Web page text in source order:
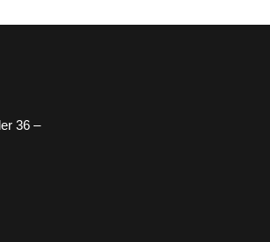
36 –